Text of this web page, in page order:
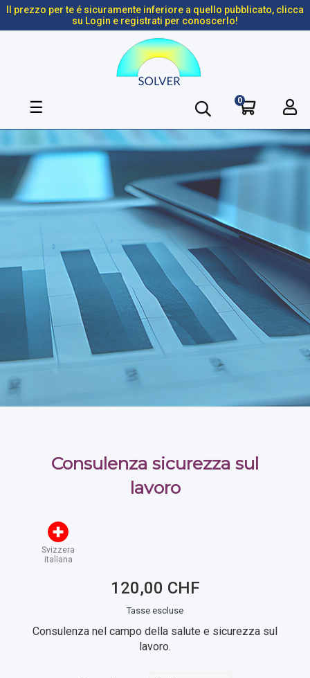
Il prezzo per te é sicuramente inferiore a quello pubblicato, clicca
su Login e registrati per conoscerlo!
navigazione
☰ 0
Consulenza sicurezza sul
lavoro
Svizzera
italiana
120,00 CHF
Tasse escluse
Consulenza nel campo della salute e sicurezza sul
lavoro.